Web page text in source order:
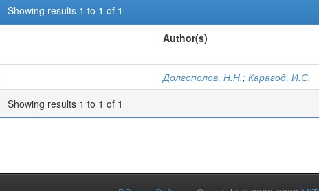
Showing results 1 to 1 of 1
Author(s)
Долгополов, Н.Н.; Карагод, И.С.
Showing results 1 to 1 of 1